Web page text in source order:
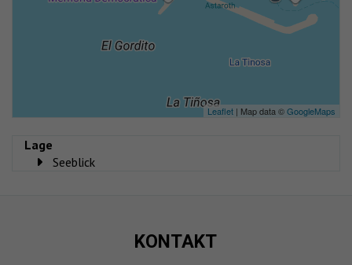
Leaflet | Map data ©GoogleMaps
Lage
Seeblick
KONTAKT